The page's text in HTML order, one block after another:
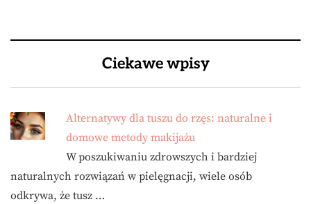
Ciekawe wpisy
Alternatywy dla tuszu do rzęs: naturalne i
domowe metody makijażu
W poszukiwaniu zdrowszych i bardziej
naturalnych rozwiązań w pielęgnacji, wiele osób
odkrywa, że tusz …